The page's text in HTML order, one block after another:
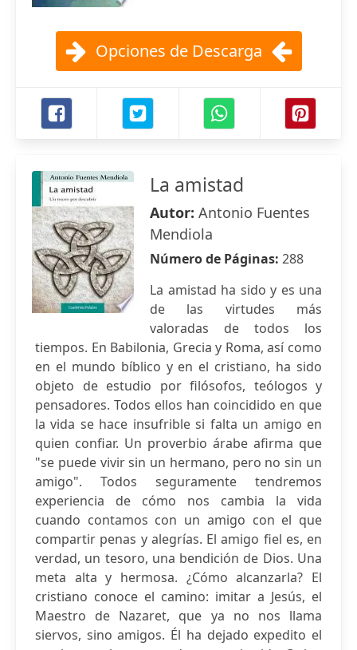
Opciones de Descarga
La amistad
Autor: Antonio Fuentes
Mendiola
Número de Páginas: 288
La amistad ha sido y es una
de las virtudes más
valoradas de todos los
tiempos. En Babilonia, Grecia y Roma, así como
en el mundo bíblico y en el cristiano, ha sido
objeto de estudio por filósofos, teólogos y
pensadores. Todos ellos han coincidido en que
la vida se hace insufrible si falta un amigo en
quien confiar. Un proverbio árabe afirma que
"se puede vivir sin un hermano, pero no sin un
amigo". Todos seguramente tendremos
experiencia de cómo nos cambia la vida
cuando contamos con un amigo con el que
compartir penas y alegrías. El amigo fiel es, en
verdad, un tesoro, una bendición de Dios. Una
meta alta y hermosa. ¿Cómo alcanzarla? El
cristiano conoce el camino: imitar a Jesús, el
Maestro de Nazaret, que ya no nos llama
siervos, sino amigos. Él ha dejado expedito el